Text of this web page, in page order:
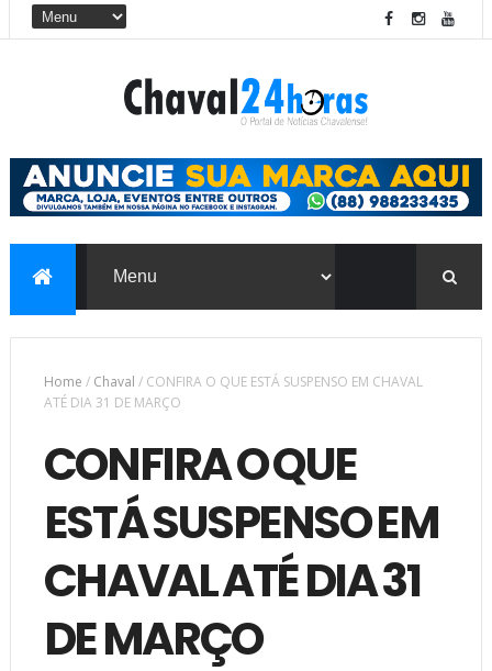
Home / Chaval / CONFIRA O QUE ESTÁ SUSPENSO EM CHAVAL
ATÉ DIA 31 DE MARÇO
CONFIRA O QUE
ESTÁ SUSPENSO EM
CHAVAL ATÉ DIA 31
DE MARÇO